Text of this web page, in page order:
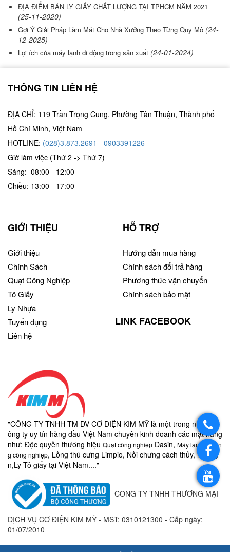
ĐỊA ĐIỂM BÁN LY GIẤY CHẤT LƯỢNG TẠI TPHCM NĂM 2021
(25-11-2020)
Gợi Ý Giải Pháp Làm Mát Cho Nhà Xưởng Theo Từng Quy Mô (24-
12-2025)
Lợi ích của máy lạnh di động trong sản xuất (24-01-2024)
THÔNG TIN LIÊN HỆ
ĐỊA CHỈ: 119 Trần Trọng Cung, Phường Tân Thuận, Thành phố
Hồ Chí Minh, Việt Nam
HOTLINE: (028)3.873.2691 - 0903391226
Giờ làm việc (Thứ 2 -> Thứ 7)
Sáng: 08:00 - 12:00
Chiều: 13:00 - 17:00
GIỚI THIỆU
Giới thiệu
Chính Sách
Quạt Công Nghiệp
Tô Giấy
Ly Nhựa
Tuyển dụng
Liên hệ
HỖ TRỢ
Hướng dẫn mua hàng
Chính sách đổi trả hàng
Phương thức vận chuyển
Chính sách bảo mật
LINK FACEBOOK
"CÔNG TY TNHH TM DV CƠ ĐIỆN KIM MỸ là một trong những c
ông ty uy tín hàng đầu Việt Nam chuyên kinh doanh các mặt hàng
như: Độc quyền thương hiệu Quạt công nghiệp Dasin, Máy lạnh di độn
g công nghiệp, Lồng thú cưng Limpio, Nồi chưng cách thủy, nồi điệ
n,Ly-Tô giấy tại Việt Nam...."
CÔNG TY TNHH THƯƠNG MẠI
DỊCH VỤ CƠ ĐIỆN KIM MỸ - MST: 0310121300 - Cấp ngày:
01/07/2010
https://www.youtube.com/channel/UCYvT5obcI5AqSFS-
0kdGxwA